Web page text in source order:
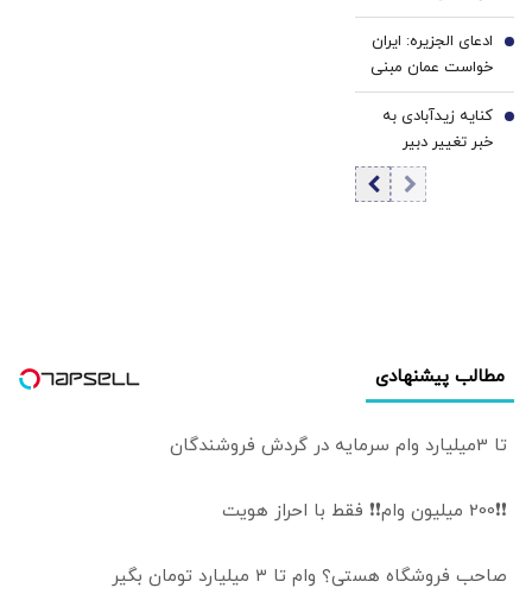
ادعای الجزیره: ایران
خواست عمان مبنی
بر عدم مغایرت
توافق با قواعد
بین‌المللی را
6
کنایه زیدآبادی به
خبر تغییر دبیر
شورای عالی امنیت
ملی/ انگار محمدباقر
7
مطالب پیشنهادی
تا 3میلیارد وام سرمایه در گردش فروشندگان
❗❗200 میلیون وام❗❗ فقط با احراز هویت
صاحب فروشگاه هستی؟ وام تا ۳ میلیارد تومان بگیر